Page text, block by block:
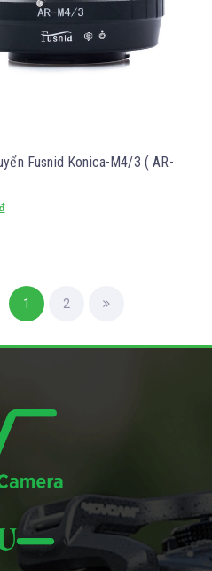
Fusnid Konica-M4/3 ( AR-
1 2